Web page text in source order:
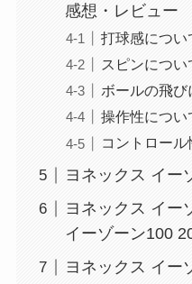
感想・レビュー
打球感につい
スピンについ
ボールの飛び
操作性につい
コントロール
ヨネックス イー
ヨネックス イー
イーゾーン100
ヨネックス イー